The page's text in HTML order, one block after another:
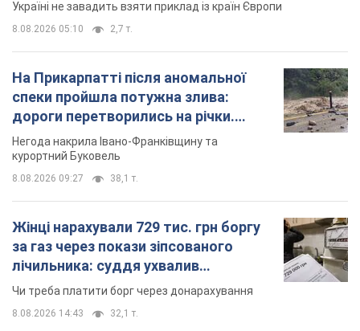
Україні не завадить взяти приклад із країн Європи
8.08.2026 05:10 2,7 т.
На Прикарпатті після аномальної
спеки пройшла потужна злива:
дороги перетворились на річки.
Відео
Негода накрила Івано-Франківщину та
курортний Буковель
8.08.2026 09:27 38,1 т.
Жінці нарахували 729 тис. грн боргу
за газ через покази зіпсованого
лічильника: суддя ухвалив
неочікуване рішення
Чи треба платити борг через донарахування
8.08.2026 14:43 32,1 т.